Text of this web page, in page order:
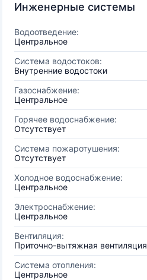
Инженерные системы
Водоотведение:
Центральное
Система водостоков:
Внутренние водостоки
Газоснабжение:
Центральное
Горячее водоснабжение:
Отсутствует
Система пожаротушения:
Отсутствует
Холодное водоснабжение:
Центральное
Электроснабжение:
Центральное
Вентиляция:
Приточно-вытяжная вентиляция
Система отопления:
Центральное